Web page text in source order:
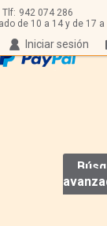
Tlf: 942 074 286
de 10 a 14 y de 17 a
Iniciar sesión